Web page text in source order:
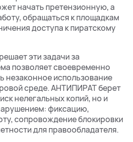
начать претензионную, а
обращаться к площадкам
доступа к пиратскому
эти задачи за
позволяет своевременно
незаконное использование
среде. АНТИПИРАТ берет
нелегальных копий, но и
фиксацию,
сопровождение блокировки
для правообладателя.